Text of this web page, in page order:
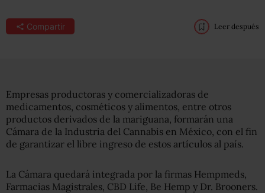
Compartir Leer después
Empresas productoras y comercializadoras de
medicamentos, cosméticos y alimentos, entre otros
productos derivados de la mariguana, formarán una
Cámara de la Industria del Cannabis en México, con el fin
de garantizar el libre ingreso de estos artículos al país.
La Cámara quedará integrada por la firmas Hempmeds,
Farmacias Magistrales, CBD Life, Be Hemp y Dr. Brooners.